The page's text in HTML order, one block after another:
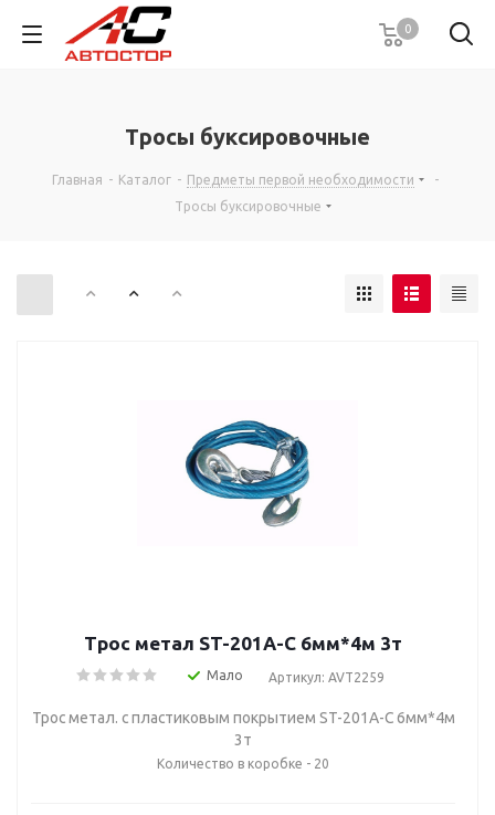
0
Тросы буксировочные
Главная - Каталог - Предметы первой необходимости
-
Тросы буксировочные
Трос метал ST-201A-C 6мм*4м 3т
Мало Артикул: AVT2259
Трос метал. с пластиковым покрытием ST-201A-C 6мм*4м
3т
Количество в коробке - 20